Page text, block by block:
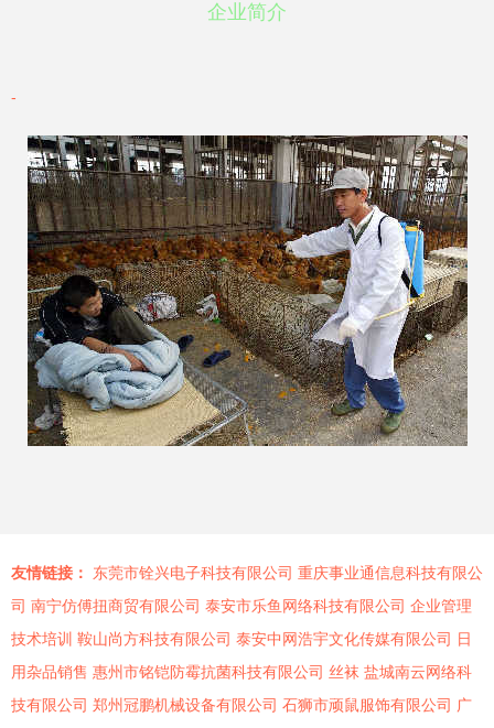
企业简介
-
友情链接： 东莞市铨兴电子科技有限公司 重庆事业通信息科技有限公
司 南宁仿傅扭商贸有限公司 泰安市乐鱼网络科技有限公司 企业管理
技术培训 鞍山尚方科技有限公司 泰安中网浩宇文化传媒有限公司 日
用杂品销售 惠州市铭铠防霉抗菌科技有限公司 丝袜 盐城南云网络科
技有限公司 郑州冠鹏机械设备有限公司 石狮市顽鼠服饰有限公司 广